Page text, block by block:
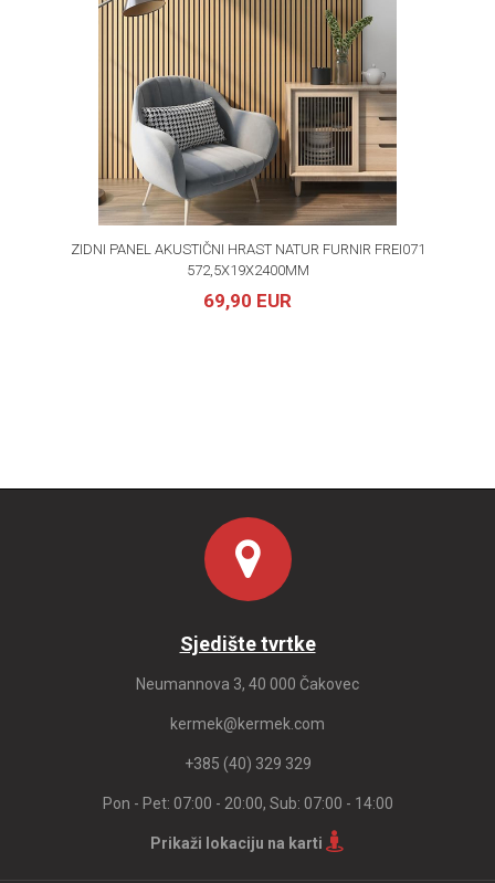
ZIDNI PANEL AKUSTIČNI HRAST NATUR FURNIR FREI071
572,5X19X2400MM
69,90 EUR
Sjedište tvrtke
Neumannova 3, 40 000 Čakovec
kermek@kermek.com
+385 (40) 329 329
Pon - Pet: 07:00 - 20:00, Sub: 07:00 - 14:00
Prikaži lokaciju na karti